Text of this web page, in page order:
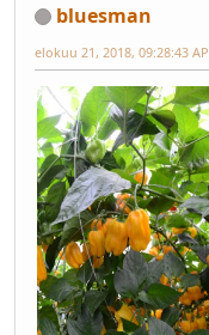
bluesman
elokuu 21, 2018, 09:28:43 AP